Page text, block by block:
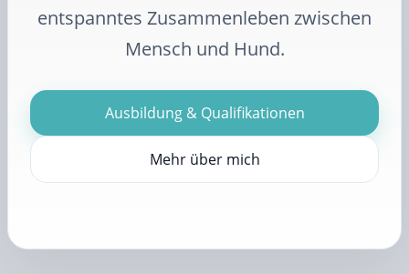
entspanntes Zusammenleben zwischen
Mensch und Hund.
Ausbildung & Qualifikationen
Mehr über mich